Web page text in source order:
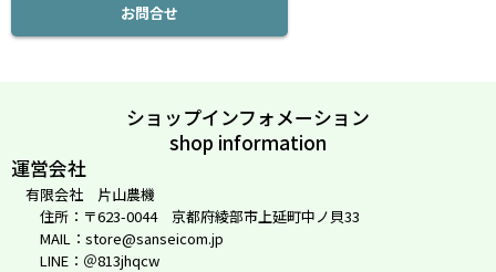
お問合せ
ショップインフォメーション
shop information
運営会社
有限会社 片山農機
住所：〒623-0044 京都府綾部市上延町中ノ貝33
MAIL：store@sanseicom.jp
LINE：＠813jhqcw